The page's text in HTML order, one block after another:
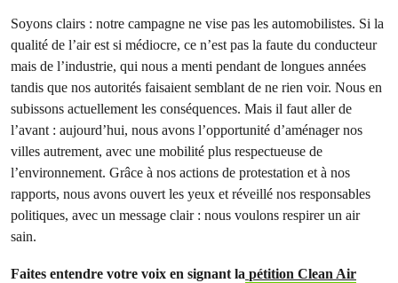
Soyons clairs : notre campagne ne vise pas les automobilistes. Si la
qualité de l’air est si médiocre, ce n’est pas la faute du conducteur
mais de l’industrie, qui nous a menti pendant de longues années
tandis que nos autorités faisaient semblant de ne rien voir. Nous en
subissons actuellement les conséquences. Mais il faut aller de
l’avant : aujourd’hui, nous avons l’opportunité d’aménager nos
villes autrement, avec une mobilité plus respectueuse de
l’environnement. Grâce à nos actions de protestation et à nos
rapports, nous avons ouvert les yeux et réveillé nos responsables
politiques, avec un message clair : nous voulons respirer un air
sain.
Faites entendre votre voix en signant la pétition Clean Air